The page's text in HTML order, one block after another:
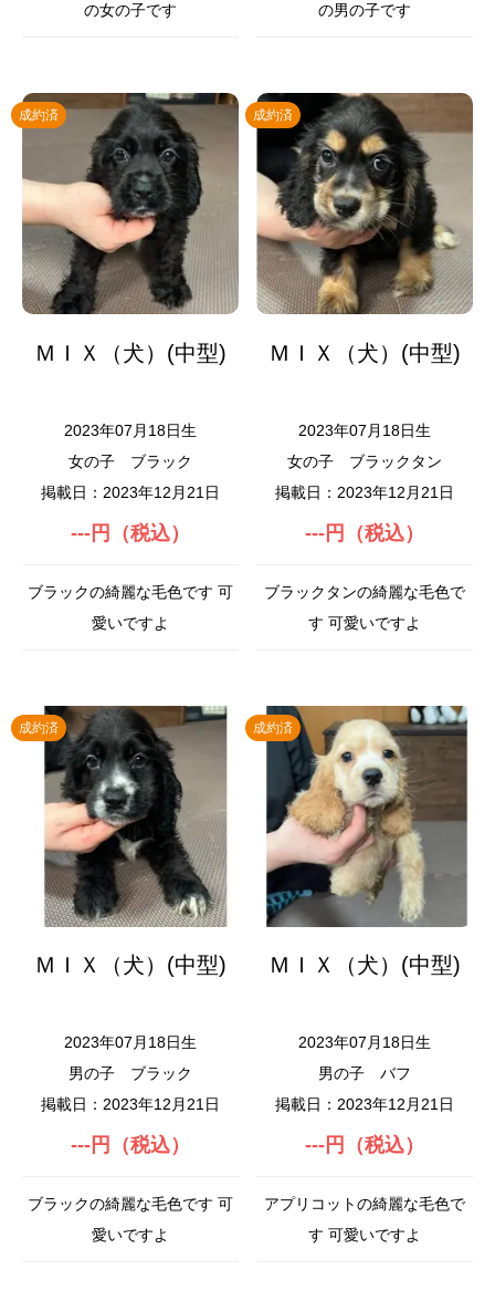
の女の子です
の男の子です
成約済
ＭＩＸ（犬）(中型)
2023年07月18日生
女の子
ブラック
掲載日：2023年12月21日
---円（税込）
ブラックの綺麗な毛色です 可
愛いですよ
成約済
ＭＩＸ（犬）(中型)
2023年07月18日生
女の子
ブラックタン
掲載日：2023年12月21日
---円（税込）
ブラックタンの綺麗な毛色で
す 可愛いですよ
成約済
ＭＩＸ（犬）(中型)
2023年07月18日生
男の子
ブラック
掲載日：2023年12月21日
---円（税込）
ブラックの綺麗な毛色です 可
愛いですよ
成約済
ＭＩＸ（犬）(中型)
2023年07月18日生
男の子
バフ
掲載日：2023年12月21日
---円（税込）
アプリコットの綺麗な毛色で
す 可愛いですよ